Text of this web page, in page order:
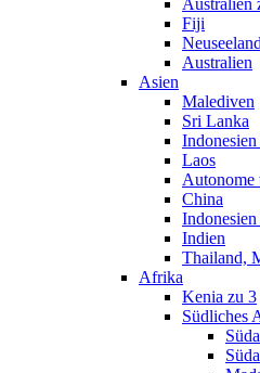
Australien
Fiji
Neuseeland
Australien
Asien
Malediven
Sri Lanka
Laos
Autonome
China
Indien
Thailand,
Afrika
Kenia zu 3
Südliches